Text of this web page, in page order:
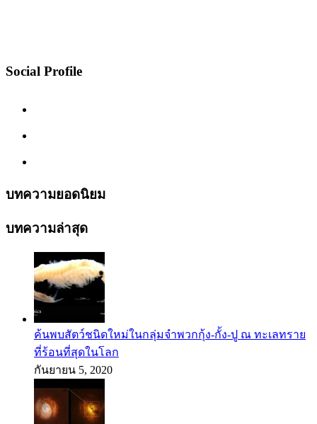
Social Profile
บทความยอดนิยม
บทความล่าสุด
ค้นพบสัตว์ชนิดใหม่ในกลุ่มจำพวกกุ้ง-กั้ง-ปู ณ ทะเลทราย
ที่ร้อนที่สุดในโลก
กันยายน 5, 2020